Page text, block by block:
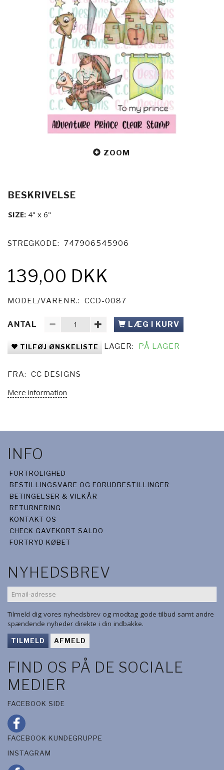
ZOOM
BESKRIVELSE
SIZE: 4" x 6"
STREGKODE: 747906545906
139,00 DKK
MODEL/VARENR.: CCD-0087
ANTAL LÆG I KURV
TILFØJ ØNSKELISTE LAGER: PÅ LAGER
FRA: CC DESIGNS
Mere information
INFO
FORTROLIGHED
BESTILLINGSVARE OG FORUDBESTILLINGER
BETINGELSER & VILKÅR
RETURNERING
KONTAKT OS
CHECK GAVEKORT SALDO
FORTRYD KØBET
NYHEDSBREV
EMAIL-
ADRESSE
Tilmeld dig vores nyhedsbrev og modtag gode tilbud samt andre
spændende nyheder direkte i din indbakke.
TILMELD AFMELD
FIND OS PÅ DE SOCIALE
MEDIER
FACEBOOK SIDE
FACEBOOK KUNDEGRUPPE
INSTAGRAM